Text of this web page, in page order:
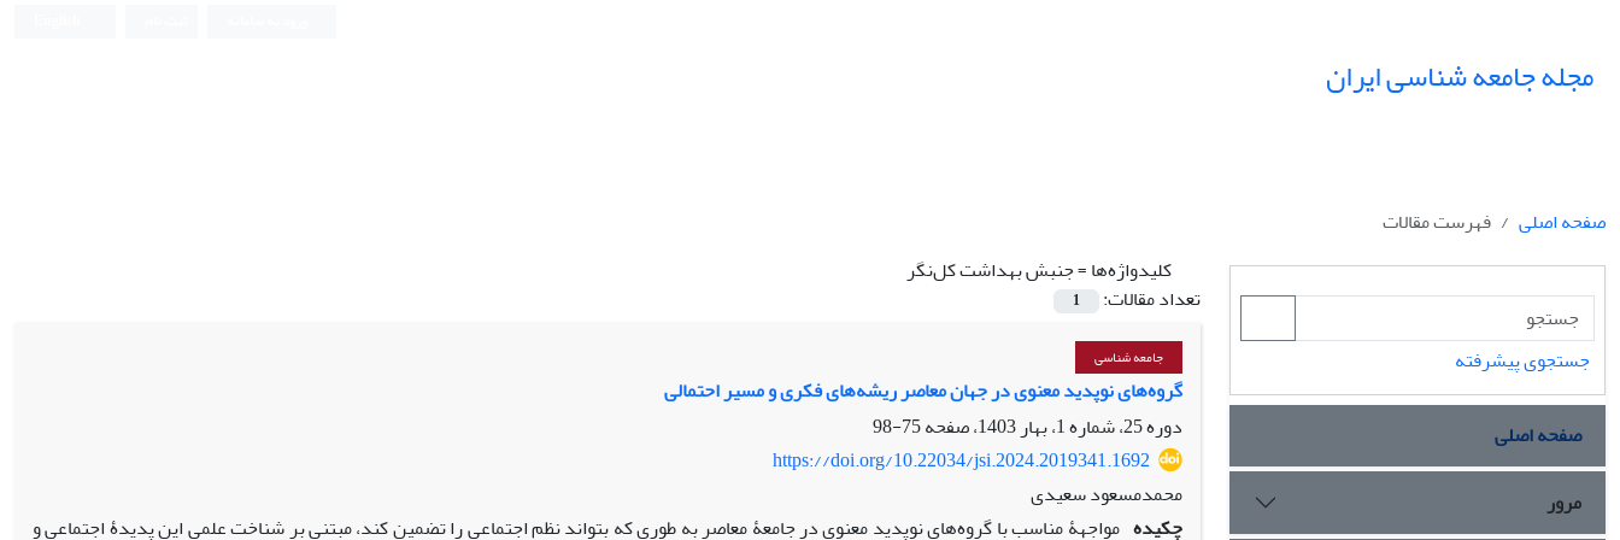
مجله جامعه شناسی ایران
صفحه اصلی
فهرست مقالات
کلیدواژه‌ها =جنبش بهداشت کل‌نگر
تعداد مقالات:
1
جامعه شناسی
گروه‌های نوپدید معنوی در جهان معاصر ریشه‌های فکری و مسیر احتمالی
دوره 25، شماره 1، بهار 1403، صفحه
75-98
https://doi.org/10.22034/jsi.2024.2019341.1692
محمدمسعود سعیدی
چکیده مواجهۀ مناسب با گروه‌های نوپدید معنوی در جامعۀ معاصر به طوری که بتواند نظم اجتماعی را تضمین کند، مبتنی بر شناخت علمی این پدیدۀ اجتماعی و
جستجوی پیشرفته
صفحه اصلی
مرور